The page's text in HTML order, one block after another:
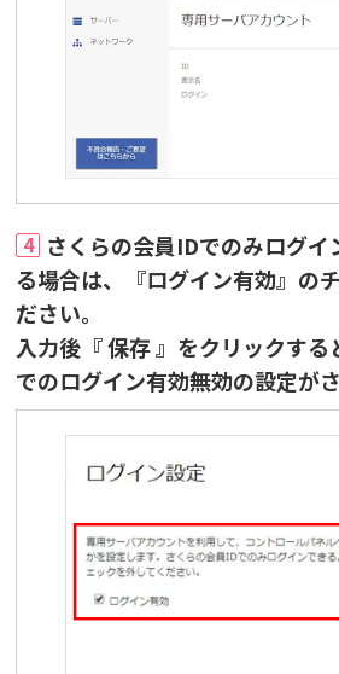
4 さくらの会員IDでのみログイ
る場合は、『ログイン有効』の
ださい。
入力後『 保存 』をクリックす
でのログイン有効無効の設定がさ